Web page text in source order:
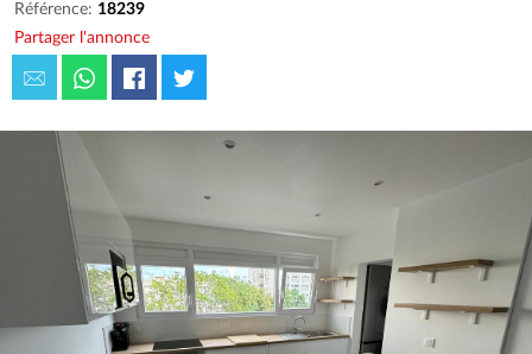
Référence: 18239
Partager l'annonce